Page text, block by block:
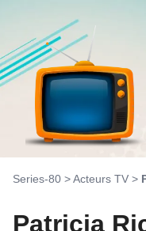
Series-80 >Acteurs TV >
Patricia